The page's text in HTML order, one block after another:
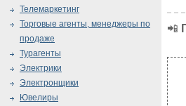
📲
Телемаркетинг
Торговые агенты, менеджеры по
продаже
Турагенты
Электрики
Электронщики
Ювелиры